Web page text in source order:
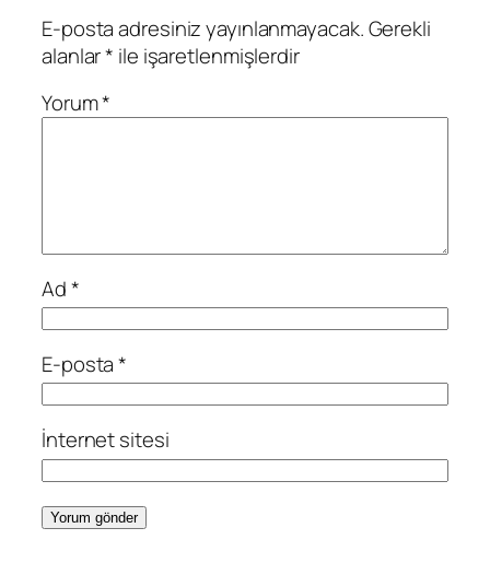
E-posta adresiniz yayınlanmayacak.Gerekli
alanlar* ile işaretlenmişlerdir
Yorum*
Ad*
E-posta*
İnternet sitesi